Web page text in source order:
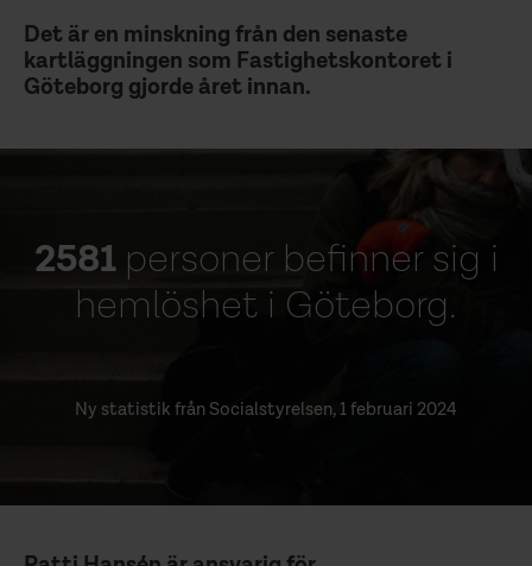
Det är en minskning från den senaste
kartläggningen som Fastighetskontoret i
Göteborg gjorde året innan.
2581 personer befinner sig i
hemlöshet i Göteborg.
Ny statistik från Socialstyrelsen, 1 februari 2024